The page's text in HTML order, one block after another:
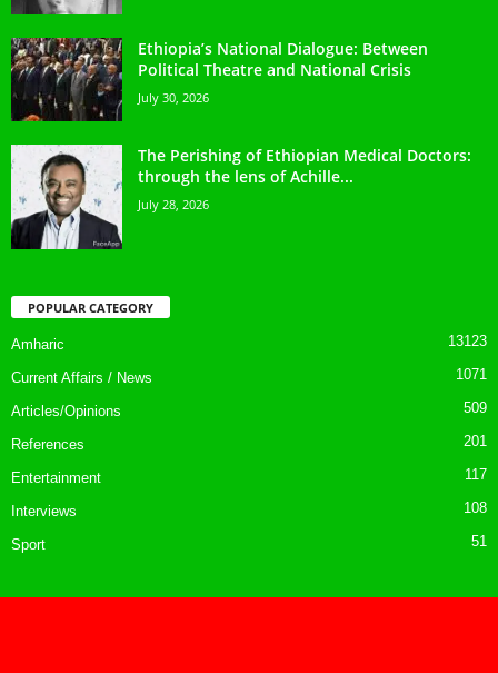
Ethiopia’s National Dialogue: Between
Political Theatre and National Crisis
July 30, 2026
The Perishing of Ethiopian Medical Doctors:
through the lens of Achille...
July 28, 2026
POPULAR CATEGORY
Amharic 13123
Current Affairs / News 1071
Articles/Opinions 509
References 201
Entertainment 117
Interviews 108
Sport 51